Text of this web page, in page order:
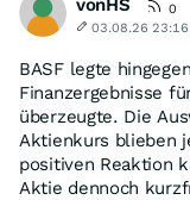
vonHS
0
03.08.26
BASF legte
Finanzergebnisse
überzeugte. Die
Aktienkurs blieben
positiven Reaktion
Aktie dennoch